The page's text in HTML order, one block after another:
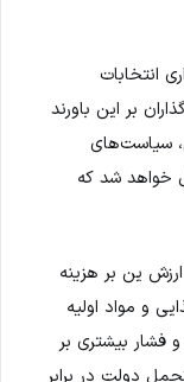
انتخابات
بر این باورند
سیاست‌های
خواهد شد که
ین بر هزینه
و مواد اولیه
فشار بیشتری بر
دولت در برابر